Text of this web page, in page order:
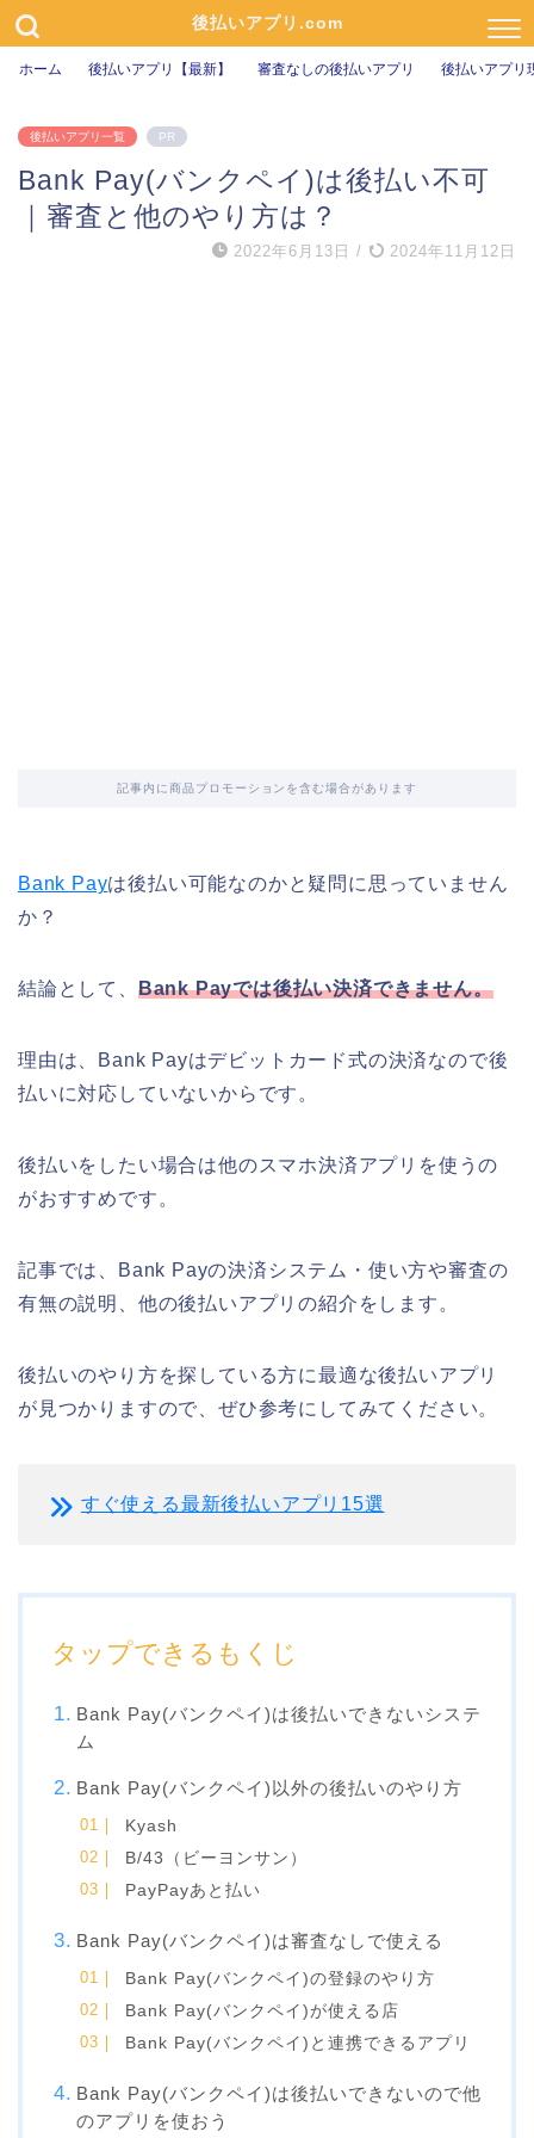
後払いアプリ.com
ホーム 後払いアプリ【最新】 審査なしの後払いアプリ 後払いアプリ
後払いアプリ一覧 PR
Bank Pay(バンクペイ)は後払い不可
｜審査と他のやり方は？
2022年6月13日 / 2024年11月12日
記事内に商品プロモーションを含む場合があります
Bank Payは後払い可能なのかと疑問に思っていません
か？
結論として、 Bank Payでは後払い決済できません。
理由は、Bank Payはデビットカード式の決済なので後
払いに対応していないからです。
後払いをしたい場合は他のスマホ決済アプリを使うの
がおすすめです。
記事では、Bank Payの決済システム・使い方や審査の
有無の説明、他の後払いアプリの紹介をします。
後払いのやり方を探している方に最適な後払いアプリ
が見つかりますので、ぜひ参考にしてみてください。
すぐ使える最新後払いアプリ15選
タップできるもくじ
Bank Pay(バンクペイ)は後払いできないシステ
ム
Bank Pay(バンクペイ)以外の後払いのやり方
Kyash
B/43（ビーヨンサン）
PayPayあと払い
Bank Pay(バンクペイ)は審査なしで使える
Bank Pay(バンクペイ)の登録のやり方
Bank Pay(バンクペイ)が使える店
Bank Pay(バンクペイ)と連携できるアプリ
Bank Pay(バンクペイ)は後払いできないので他
のアプリを使おう